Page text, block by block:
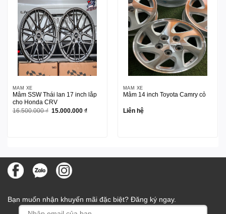
MÂM XE
Mâm SSW Thái lan 17 inch lắp
cho Honda CRV
16.500.000₫ Giá
15.000.000₫Giá
MÂM XE
Mâm 14 inch Toyota Camry cỏ
Liên hệ
Bạn muốn nhận khuyến mãi đặc biệt? Đăng ký ngay.